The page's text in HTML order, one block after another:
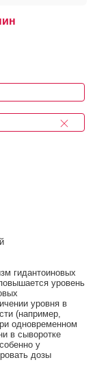
гидантоиновых
уровень
уровня в
(например,
одновременном
в сыворотке
у
дозы